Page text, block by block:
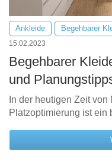
Ankleide Begehbarer
15.02.2023
Begehbarer
und
In der heutigen Zeit
Platzoptimierung ist ein